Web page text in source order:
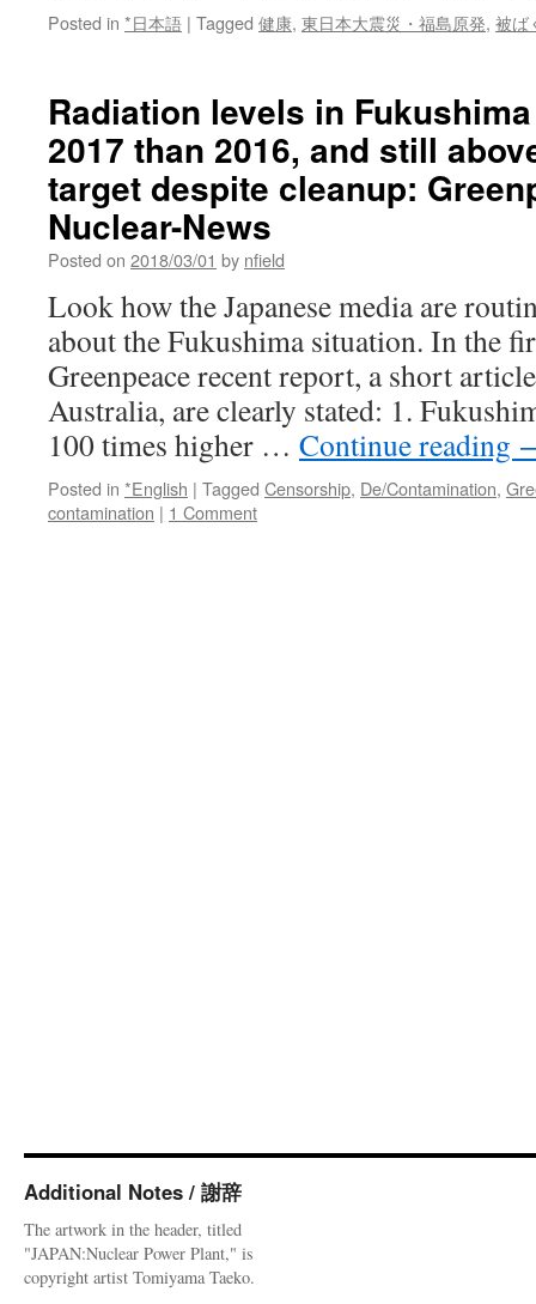
Posted in *日本語 | Tagged 健康, 東日本大震災・福島原発, 被ば
Radiation levels in
2017 than 2016, and still
target despite cleanup:
Nuclear-News
Posted on 2018/03/01 by nfield
Look how the Japanese media are
about the Fukushima situation. In the
Greenpeace recent report, a short
Australia, are clearly stated: 1.
100 times higher … Continue reading
Posted in *English | Tagged Censorship, De/Contamination,
contamination | 1 Comment
Additional Notes / 謝辞
The artwork in the header, titled
"JAPAN:Nuclear Power Plant," is
copyright artist Tomiyama Taeko.